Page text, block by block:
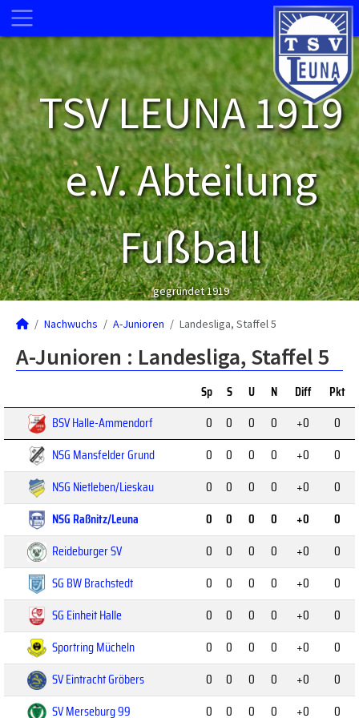
TSV LEUNA 1919
e.V. Abteilung
Fußball
gegründet 1919
Nachwuchs A-Junioren Landesliga, Staffel 5
A-Junioren : Landesliga, Staffel 5
Sp S U N Diff
Pkt
BSV Halle-Ammendorf
0 0 0 0 +0
0
NSG Mansfelder Grund
0 0 0 0 +0
0
NSG Nietleben/Lieskau
0 0 0 0 +0
0
NSG Raßnitz/Leuna
0 0 0 0 +0
0
Reideburger SV
0 0 0 0 +0
0
SG BW Brachstedt
0 0 0 0 +0
0
SG Einheit Halle
0 0 0 0 +0
0
Sportring Mücheln
0 0 0 0 +0
0
SV Eintracht Gröbers
0 0 0 0 +0
0
SV Merseburg 99
0 0 0 0 +0 0